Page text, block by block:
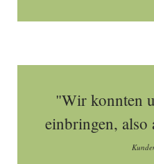
"Wir konnten
einbringen,